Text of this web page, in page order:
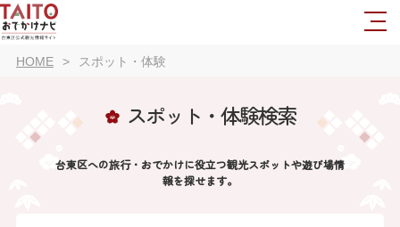
HOME スポット・体験
スポット・体験検索
台東区への旅行・おでかけに役立つ観光スポットや遊び場情
報を探せます。